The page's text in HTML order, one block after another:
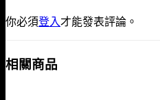
你必須登入才能發表評論。
相關商品